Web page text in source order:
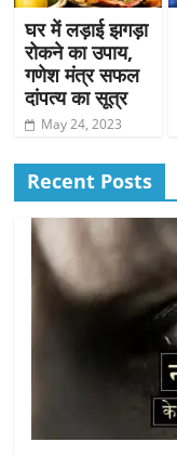
घर में लड़ाई झगड़ा
रोकने का उपाय,
गणेश मंत्र सफल
दांपत्य का सूत्र
May 24, 2023
Recent Posts